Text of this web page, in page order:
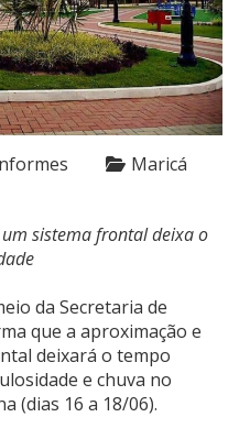
Maricá
sistema frontal deixa o
da Secretaria de
que a aproximação e
deixará o tempo
e chuva no
(dias 16 a 18/06).